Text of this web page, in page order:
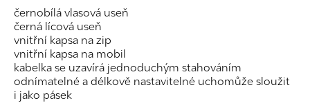
černobílá vlasová useň
černá lícová useň
vnitřní kapsa na zip
vnitřní kapsa na mobil
kabelka se uzavírá jednoduchým stahováním
odnímatelné a délkově nastavitelné uchomůže sloužit
i jako pásek